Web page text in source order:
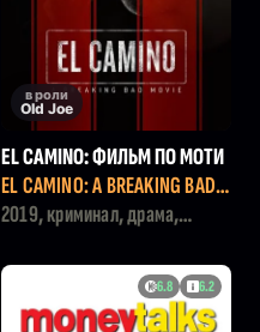
в роли
Old Joe
EL CAMINO: ФИЛЬМ ПО МОТИ
ВАМ СЕРИАЛА ВО ВСЕ ТЯЖКИ
Е
EL CAMINO: A BREAKING BAD
MOVIE
2019, криминал, драма,
6.8 6.2